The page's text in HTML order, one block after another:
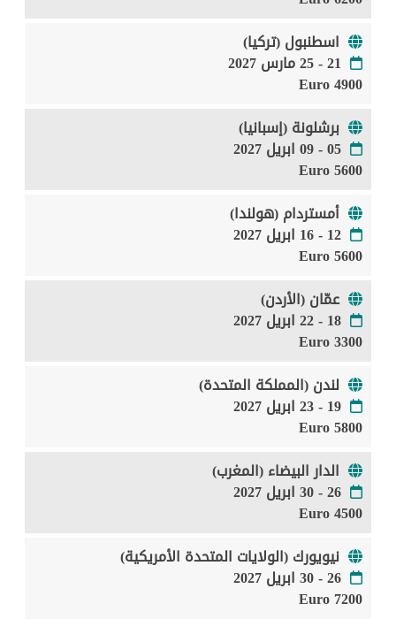
اسطنبول (تركيا)
21 - 25 مارس 2027
4900 Euro
برشلونة (إسبانيا)
05 - 09 ابريل 2027
5600 Euro
أمستردام (هولندا)
12 - 16 ابريل 2027
5600 Euro
عمّان (الأردن)
18 - 22 ابريل 2027
3300 Euro
لندن (المملكة المتحدة)
19 - 23 ابريل 2027
5800 Euro
الدار البيضاء (المغرب)
26 - 30 ابريل 2027
4500 Euro
نيويورك (الولايات المتحدة الأمريكية)
26 - 30 ابريل 2027
7200 Euro